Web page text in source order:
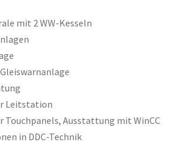
mit 2 WW-Kesseln
Leitstation
Touchpanels, Ausstattung mit WinCC
in DDC-Technik